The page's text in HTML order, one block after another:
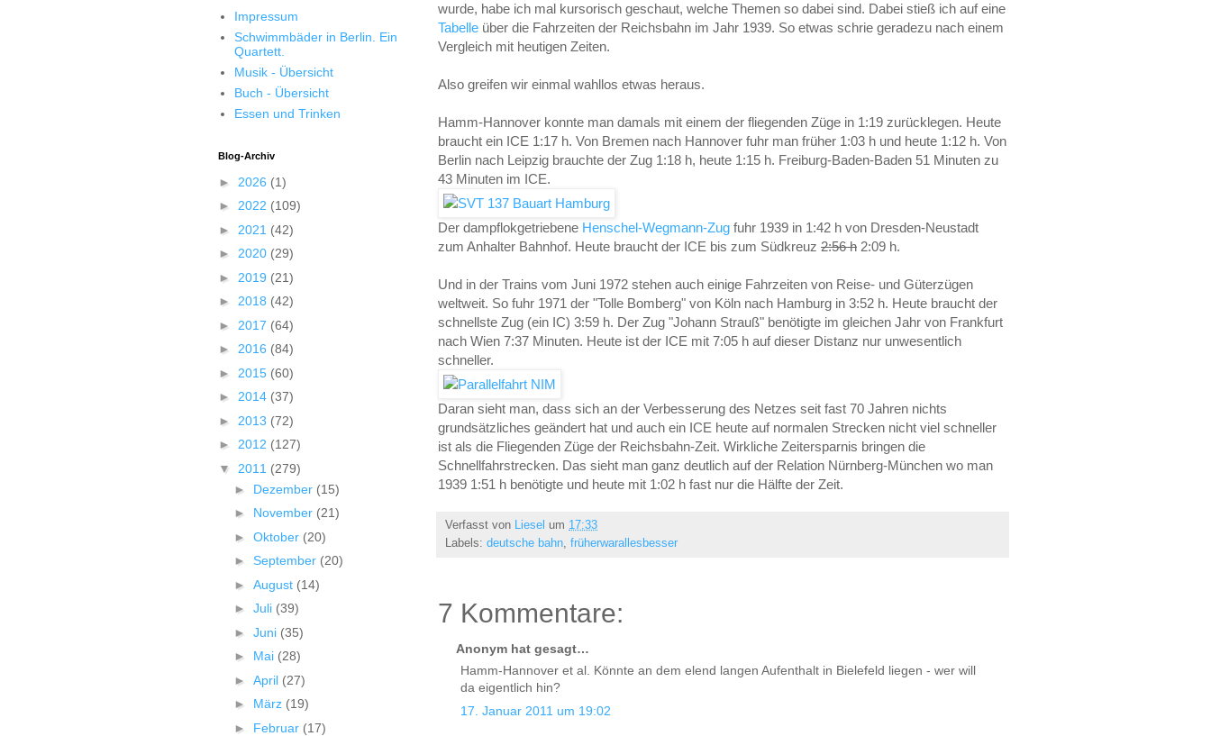
wurde, habe ich mal kursorisch geschaut, welche Themen so dabei sind. Dabei stieß ich auf eine
Tabelle über die Fahrzeiten der Reichsbahn im Jahr 1939. So etwas schrie geradezu nach einem
Vergleich mit heutigen Zeiten.
Also greifen wir einmal wahllos etwas heraus.
Hamm-Hannover konnte man damals mit einem der fliegenden Züge in 1:19 zurücklegen. Heute
braucht ein ICE 1:17 h. Von Bremen nach Hannover fuhr man früher 1:03 h und heute 1:12 h. Von
Berlin nach Leipzig brauchte der Zug 1:18 h, heute 1:15 h. Freiburg-Baden-Baden 51 Minuten zu
43 Minuten im ICE.
Der dampflokgetriebene Henschel-Wegmann-Zug fuhr 1939 in 1:42 h von Dresden-Neustadt
zum Anhalter Bahnhof. Heute braucht der ICE bis zum Südkreuz 2:56 h 2:09 h.
Und in der Trains vom Juni 1972 stehen auch einige Fahrzeiten von Reise- und Güterzügen
weltweit. So fuhr 1971 der "Tolle Bomberg" von Köln nach Hamburg in 3:52 h. Heute braucht der
schnellste Zug (ein IC) 3:59 h. Der Zug "Johann Strauß" benötigte im gleichen Jahr von Frankfurt
nach Wien 7:37 Minuten. Heute ist der ICE mit 7:05 h auf dieser Distanz nur unwesentlich
schneller.
Daran sieht man, dass sich an der Verbesserung des Netzes seit fast 70 Jahren nichts
grundsätzliches geändert hat und auch ein ICE heute auf normalen Strecken nicht viel schneller
ist als die Fliegenden Züge der Reichsbahn-Zeit. Wirkliche Zeitersparnis bringen die
Schnellfahrstrecken. Das sieht man ganz deutlich auf der Relation Nürnberg-München wo man
1939 1:51 h benötigte und heute mit 1:02 h fast nur die Hälfte der Zeit.
Verfasst von Liesel um 17:33
Labels: deutsche bahn, früherwarallesbesser
7 Kommentare:
Anonym hat gesagt…
Hamm-Hannover et al. Könnte an dem elend langen Aufenthalt in Bielefeld liegen - wer will
da eigentlich hin?
17. Januar 2011 um 19:02
Impressum
Schwimmbäder in Berlin. Ein
Quartett.
Musik - Übersicht
Buch - Übersicht
Essen und Trinken
Blog-Archiv
► 2026 (1)
► 2022 (109)
► 2021 (42)
► 2020 (29)
► 2019 (21)
► 2018 (42)
► 2017 (64)
► 2016 (84)
► 2015 (60)
► 2014 (37)
► 2013 (72)
► 2012 (127)
▼ 2011 (279)
► Dezember (15)
► November (21)
► Oktober (20)
► September (20)
► August (14)
► Juli (39)
► Juni (35)
► Mai (28)
► April (27)
► März (19)
► Februar (17)